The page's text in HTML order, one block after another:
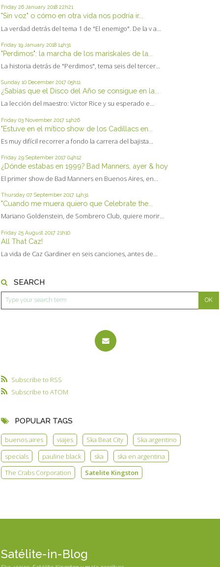
Friday 26 January 2018 22h21
"Sin voz" o cómo en otra vida nos podría ir...
La verdad detrás del tema 1 de "El enemigo". De la v a...
Friday 19 January 2018 14h31
"Perdimos": la marcha de los mariskales de la...
La historia detrás de "Perdimos", tema seis del tercer...
Sunday 10 December 2017 05h11
¿Sabías que el Disco del Año se consigue en la...
La lección del maestro: Victor Rice y su esperado e...
Friday 03 November 2017 14h26
"Estuve en el mítico show de los Cadillacs en...
Es muy difícil recorrer a fondo la carrera del bajista...
Friday 29 September 2017 04h12
¿Dónde estabas en 1999? Bad Manners, ayer & hoy
El primer show de Bad Manners en Buenos Aires, en...
Thursday 07 September 2017 14h31
"Cuando me muera quiero que Celebrate the...
Mariano Goldenstein, de Sombrero Club, quiere morir...
Friday 25 August 2017 21h10
All That Caz!
La vida de Caz Gardiner en seis canciones, antes de...
SEARCH
Subscribe to RSS
Subscribe to ATOM
POPULAR TAGS
buenos aires viajes Ska Beat City
Ska argentino
specials
pauline black ska
ska en argentina
The Crabs Corporation
Satelite Kingston
Satélite-in-Blog